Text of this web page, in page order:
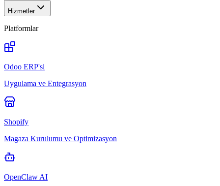
Hizmetler
Platformlar
Odoo ERP'si
Uygulama ve Entegrasyon
Shopify
Magaza Kurulumu ve Optimizasyon
OpenClaw AI